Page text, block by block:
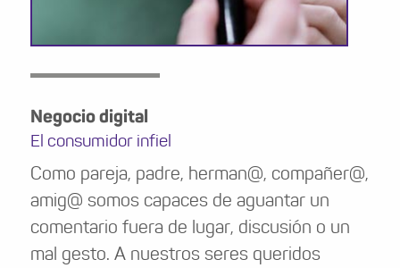
Negocio digital
El consumidor infiel
Como pareja, padre, herman@, compañer@,
amig@ somos capaces de aguantar un
comentario fuera de lugar, discusión o un
mal gesto. A nuestros seres queridos